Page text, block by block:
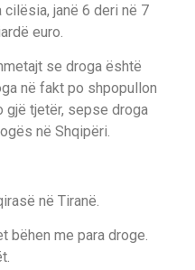
cilësia, janë 6 deri në 7
euro.
se droga është
në fakt po shpopullon
gjë tjetër, sepse droga
në Shqipëri.
në Tiranë.
bëhen me para droge.